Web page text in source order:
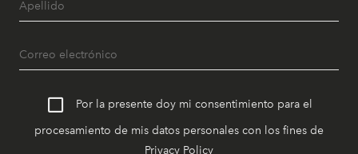
Por la presente doy mi consentimiento para el
procesamiento de mis datos personales con los fines de
Privacy Policy